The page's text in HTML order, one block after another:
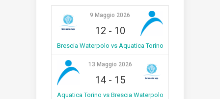
9 Maggio 2026
12 - 10
Brescia Waterpolo vs Aquatica Torino
13 Maggio 2026
14- 15
Aquatica Torino vs Brescia Waterpolo